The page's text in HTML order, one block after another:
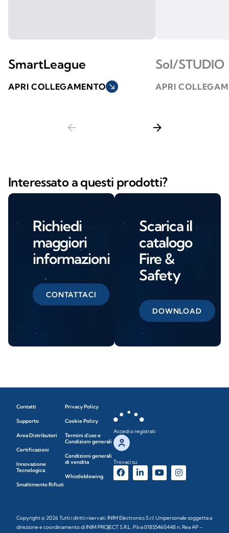
SmartLeague
APRI COLLEGAMENTO south_east
Sol/STUDIO
APRI
arrow_back arrow_forward
Interessato a questi prodotti?
Richiedi
maggiori
informazioni
CONTATTACI
Scarica il
catalogo
Fire &
Safety
DOWNLOAD
Contatti
Supporto
Area Distributori
Certificazioni
Innovazione
Tecnologica
Smaltimento Rifiuti
Privacy Policy
Cookie Policy
Termini d'uso e
Condizioni generali
Condizioni generali
di vendita
Whistleblowing
Accedi o registrati
Trovaci su:
Copyright © 2026 Tutti i diritti riservati. INIM Electronics S.r.l. Unipersonale soggetta a
direzione e coordinamento di INIM PROJECT S.R.L. P.Iva 01855460448 n. Rea AP –